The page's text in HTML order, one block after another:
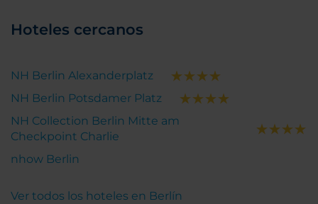
Hoteles cercanos
NH Berlin Alexanderplatz
NH Berlin Potsdamer Platz
NH Collection Berlin Mitte am
Checkpoint Charlie
nhow Berlin
Ver todos los hoteles en Berlín